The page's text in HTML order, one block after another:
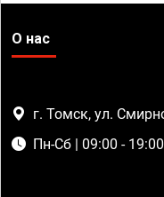
О нас
г. Томск, ул.
Пн-Сб | 09:00 - 19:00